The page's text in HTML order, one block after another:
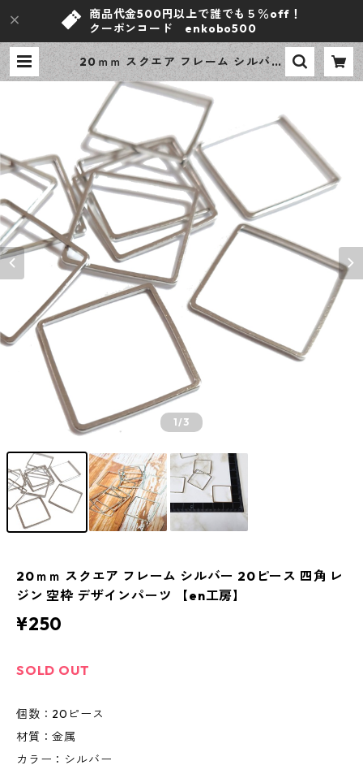
商品代金500円以上で誰でも５％off！
クーポンコード enkobo500
20ｍｍ スクエア フレーム シルバー
20ピース 四角 レジン 空枠 デザイ
ンパーツ 【en工房】 | ｅｎ工房
1/3
20ｍｍ スクエア フレーム シルバー 20ピース 四角 レ
ジン 空枠 デザインパーツ 【en工房】
¥250
SOLD OUT
個数：20ピース
材質：金属
カラー：シルバー